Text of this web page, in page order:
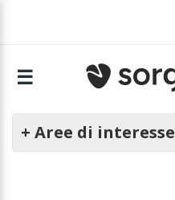
☰
+ Aree di interesse